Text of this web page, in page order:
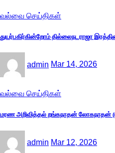
வல்வை செய்திகள்
துயர்பகிர்கின்றோம் தில்லைநடராஜா
admin Mar 14, 2026
வல்வை செய்திகள்
மரண அறிவித்தல் றங்கநாதன் லோகநாதன்
admin Mar 12, 2026